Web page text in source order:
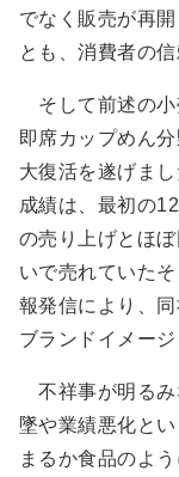
でなく販売が再
とも、消費者の
そして前述の小
即席カップめん
大復活を遂げま
成績は、最初の
の売り上げとほ
いで売れていた
報発信により、
ブランドイメー
不祥事が明るみ
墜や業績悪化と
まるか食品のよ